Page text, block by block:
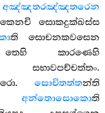
අඤ්ඤතරඤ්ඤතරෙන
සොකදුක්ඛස්ස
ති සොචනකවසෙන
කාරණෙහි
සොචිතත්තන්ති
අන්තොසොකොති